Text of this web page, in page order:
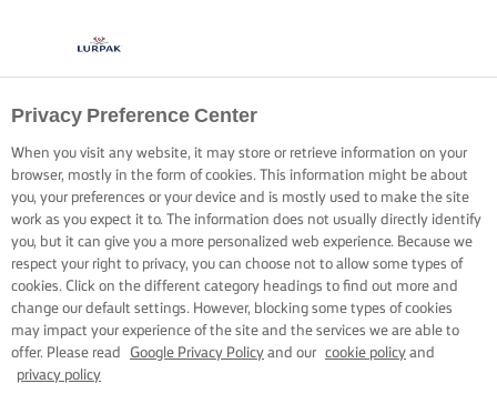
Privacy Preference Center
When you visit any website, it may store or retrieve information on your
browser, mostly in the form of cookies. This information might be about
you, your preferences or your device and is mostly used to make the site
work as you expect it to. The information does not usually directly identify
you, but it can give you a more personalized web experience. Because we
respect your right to privacy, you can choose not to allow some types of
cookies. Click on the different category headings to find out more and
change our default settings. However, blocking some types of cookies
may impact your experience of the site and the services we are able to
offer. Please read
Google Privacy Policy and our cookie policy and
privacy policy